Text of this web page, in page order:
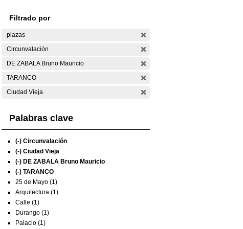
Filtrado por
plazas
Circunvalación
DE ZABALA Bruno Mauricio
TARANCO
Ciudad Vieja
Palabras clave
(-) Circunvalación
(-) Ciudad Vieja
(-) DE ZABALA Bruno Mauricio
(-) TARANCO
25 de Mayo (1)
Arquitectura (1)
Calle (1)
Durango (1)
Palacio (1)